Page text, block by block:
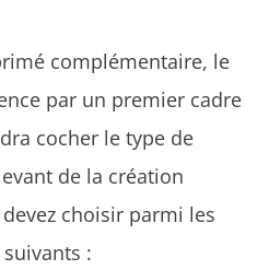
complémentaire, le
par un premier cadre
cocher le type de
de la création
choisir parmi les
: